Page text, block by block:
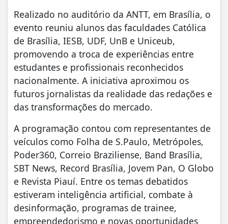
Realizado no auditório da ANTT, em Brasília, o
evento reuniu alunos das faculdades Católica
de Brasília, IESB, UDF, UnB e Uniceub,
promovendo a troca de experiências entre
estudantes e profissionais reconhecidos
nacionalmente. A iniciativa aproximou os
futuros jornalistas da realidade das redações e
das transformações do mercado.
A programação contou com representantes de
veículos como Folha de S.Paulo, Metrópoles,
Poder360, Correio Braziliense, Band Brasília,
SBT News, Record Brasília, Jovem Pan, O Globo
e Revista Piauí. Entre os temas debatidos
estiveram inteligência artificial, combate à
desinformação, programas de trainee,
empreendedorismo e novas oportunidades